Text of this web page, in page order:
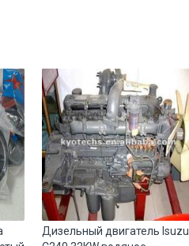
Дизельный двигатель Isuzu